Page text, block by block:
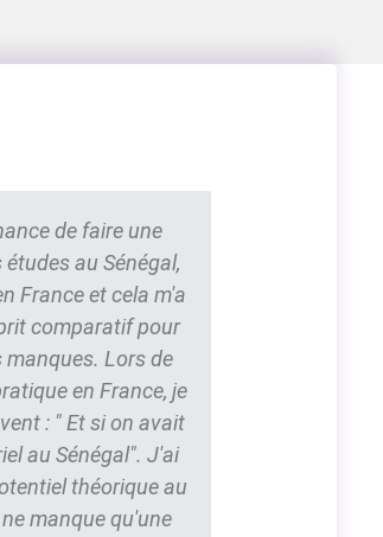
de faire une
au Sénégal,
France et cela m'a
comparatif pour
manques. Lors de
en France, je
: " Et si on avait
au Sénégal". J'ai
théorique au
manque qu'une